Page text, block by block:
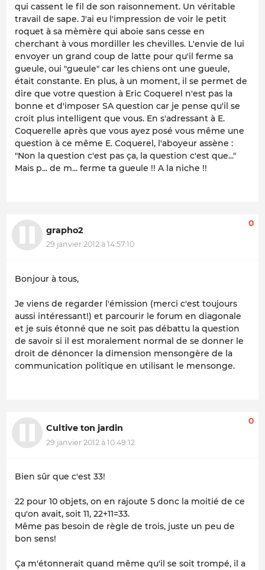
qui cassent le fil de son raisonnement. Un véritable
travail de sape. J'ai eu l'impression de voir le petit
roquet à sa mèmère qui aboie sans cesse en
cherchant à vous mordiller les chevilles. L'envie de lui
envoyer un grand coup de latte pour qu'il ferme sa
gueule, oui "gueule" car les chiens ont une gueule,
était constante. En plus, à un moment, il se permet de
dire que votre question à Eric Coquerel n'est pas la
bonne et d'imposer SA question car je pense qu'il se
croit plus intelligent que vous. En s'adressant à E.
Coquerelle après que vous ayez posé vous même une
question à ce même E. Coquerel, l'aboyeur assène :
"Non la question c'est pas ça, la question c'est que..."
Mais p... de m... ferme ta gueule !! A la niche !!
grapho2
29 janvier 2012 à 14:57:10
0
Bonjour à tous,
Je viens de regarder l'émission (merci c'est toujours
aussi intéressant!) et parcourir le forum en diagonale
et je suis étonné que ne soit pas débattu la question
de savoir si il est moralement normal de se donner le
droit de dénoncer la dimension mensongère de la
communication politique en utilisant le mensonge.
Cultive ton jardin
29 janvier 2012 à 10:49:12
0
Bien sûr que c'est 33!
22 pour 10 objets, on en rajoute 5 donc la moitié de ce
qu'on avait, soit 11, 22+11=33.
Même pas besoin de règle de trois, juste un peu de
bon sens!
Ça m'étonnerait quand même qu'il se soit trompé, il a